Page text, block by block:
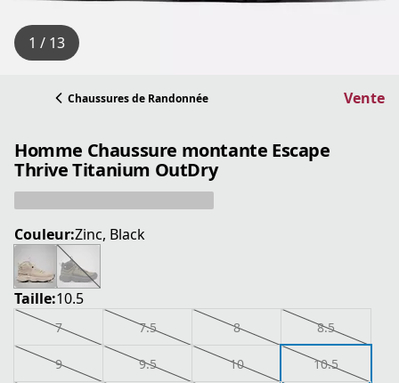
1 / 13
Chaussures de Randonnée Vente
Homme Chaussure montante Escape
Thrive Titanium OutDry
Couleur:Zinc, Black
Taille:10.5
7 7.5 8 8.5
9 9.5 10 10.5